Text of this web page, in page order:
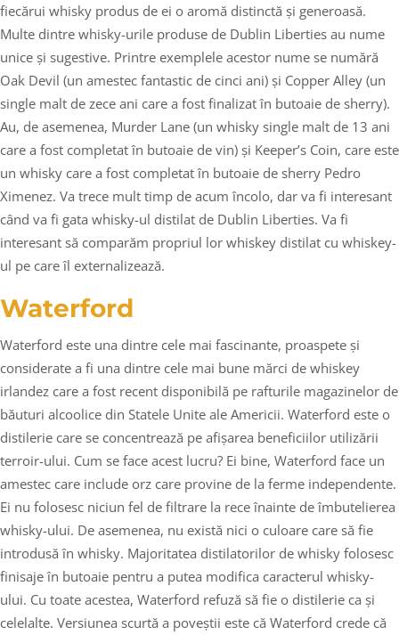
fiecărui whisky produs de ei o aromă distinctă și generoasă.
Multe dintre whisky-urile produse de Dublin Liberties au nume
unice și sugestive. Printre exemplele acestor nume se numără
Oak Devil (un amestec fantastic de cinci ani) și Copper Alley (un
single malt de zece ani care a fost finalizat în butoaie de sherry).
Au, de asemenea, Murder Lane (un whisky single malt de 13 ani
care a fost completat în butoaie de vin) și Keeper’s Coin, care este
un whisky care a fost completat în butoaie de sherry Pedro
Ximenez. Va trece mult timp de acum încolo, dar va fi interesant
când va fi gata whisky-ul distilat de Dublin Liberties. Va fi
interesant să comparăm propriul lor whiskey distilat cu whiskey-
ul pe care îl externalizează.
Waterford
Waterford este una dintre cele mai fascinante, proaspete și
considerate a fi una dintre cele mai bune mărci de whiskey
irlandez care a fost recent disponibilă pe rafturile magazinelor de
băuturi alcoolice din Statele Unite ale Americii. Waterford este o
distilerie care se concentrează pe afișarea beneficiilor utilizării
terroir-ului. Cum se face acest lucru? Ei bine, Waterford face un
amestec care include orz care provine de la ferme independente.
Ei nu folosesc niciun fel de filtrare la rece înainte de îmbutelierea
whisky-ului. De asemenea, nu există nici o culoare care să fie
introdusă în whisky. Majoritatea distilatorilor de whisky folosesc
finisaje în butoaie pentru a putea modifica caracterul whisky-
ului. Cu toate acestea, Waterford refuză să fie o distilerie ca și
celelalte. Versiunea scurtă a poveștii este că Waterford crede că